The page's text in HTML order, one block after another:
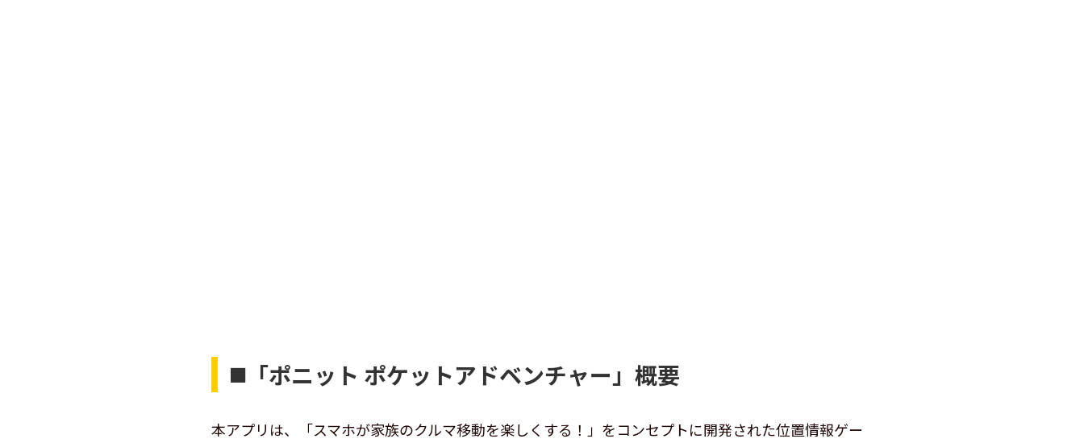
◼️「ポニット ポケットアドベンチャー」概要
本アプリは、「スマホが家族のクルマ移動を楽しくする！」をコンセプトに開発された位置情報ゲー